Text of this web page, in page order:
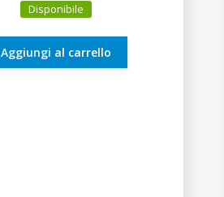
originale
14,00€. 13,30€.
Disponibile
Aggiungi al carrello